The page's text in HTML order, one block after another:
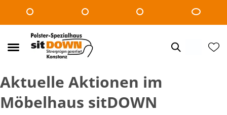
Aktuelle Aktionen im
Möbelhaus sitDOWN